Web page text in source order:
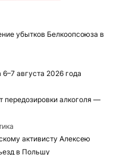
убытков Белкоопсоюза в
августа 2026 года
передозировки алкоголя —
активисту Алексею
в Польшу